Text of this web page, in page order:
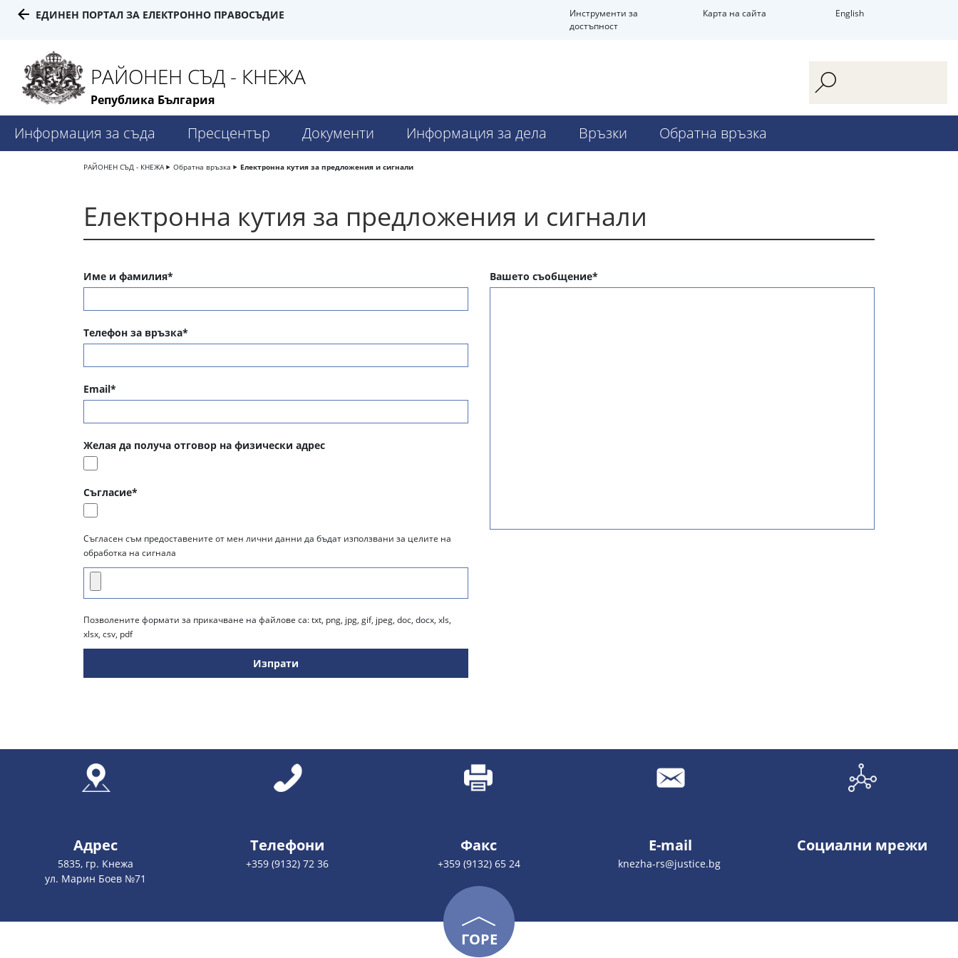
ЕДИНЕН ПОРТАЛ ЗА ЕЛЕКТРОННО ПРАВОСЪДИЕ
Инструменти за
достъпност
Карта на сайта English
РАЙОНЕН СЪД - КНЕЖА
Република България
Информация за съда Пресцентър Документи Информация за дела Връзки Обратна връзка
РАЙОНЕН СЪД - КНЕЖА Обратна връзка Електронна кутия за предложения и сигнали
Електронна кутия за предложения и сигнали
Име и фамилия*
Телефон за връзка*
Email*
Желая да получа отговор на физически адрес
Съгласие*
Съгласен съм предоставените от мен лични данни да бъдат използвани за целите на
обработка на сигнала
Позволените формати за прикачване на файлове са: txt, png, jpg, gif, jpeg, doc, docx, xls,
xlsx, csv, pdf
Вашето съобщение*
Изпрати
Адрес
5835, гр. Кнежа
ул. Марин Боев №71
Телефони
+359 (9132) 72 36
Факс
+359 (9132) 65 24
E-mail
knezha-rs@justice.bg
Социални мрежи
ГОРЕ